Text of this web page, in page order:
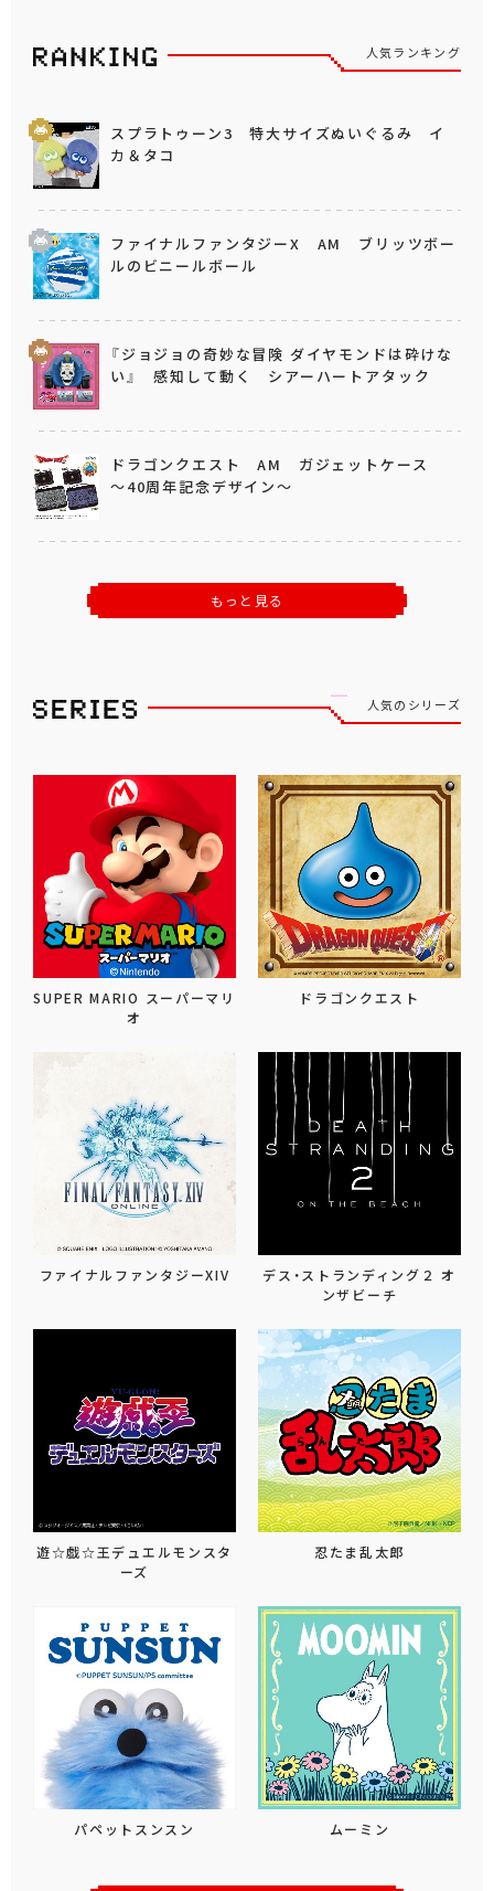
人気ランキング
スプラトゥーン3 特大サイズぬいぐるみ イ
カ＆タコ
ファイナルファンタジーX AM ブリッツボー
ルのビニールボール
『ジョジョの奇妙な冒険 ダイヤモンドは砕けな
い』 感知して動く シアーハートアタック
ドラゴンクエスト AM ガジェットケース
～40周年記念デザイン～
もっと見る
人気のシリーズ
SUPER MARIO スーパーマリ
オ
ドラゴンクエスト
ファイナルファンタジーXIV
デス・ストランディング２ オ
ンザビーチ
遊☆戯☆王デュエルモンスタ
ーズ
忍たま乱太郎
パペットスンスン ムーミン